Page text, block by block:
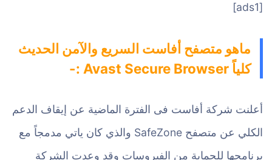
[ads1]
ماهو متصفح أفاست السريع والآمن الحديث
كلياً Avast Secure Browser :-
أعلنت شركة أفاست فى الفترة الماضية عن إيقاف الدعم
الكلي عن متصفح SafeZone والذي كان ياتي مدمجاً مع
برنامجها للحماية من الفيروسات وقد وعدت الشركة